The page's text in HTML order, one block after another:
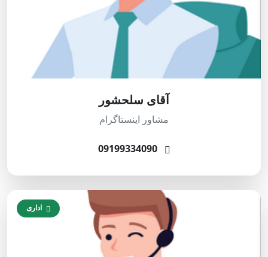
آقای سلحشور
مشاور اینستاگرام
09199334090
اداری